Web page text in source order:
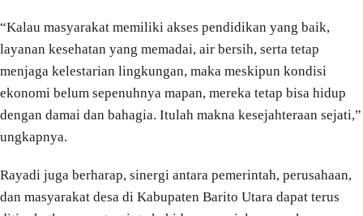
“Kalau masyarakat memiliki akses pendidikan yang baik,
layanan kesehatan yang memadai, air bersih, serta tetap
menjaga kelestarian lingkungan, maka meskipun kondisi
ekonomi belum sepenuhnya mapan, mereka tetap bisa hidup
dengan damai dan bahagia. Itulah makna kesejahteraan sejati,”
ungkapnya.
Rayadi juga berharap, sinergi antara pemerintah, perusahaan,
dan masyarakat desa di Kabupaten Barito Utara dapat terus